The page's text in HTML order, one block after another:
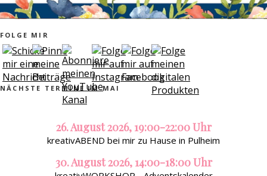
FOLGE MIR
NÄCHSTE TERMINE IM MAI
26. August 2026, 19:00-22:00 Uhr
kreativABEND bei mir zu Hause in Pulheim
30. August 2026, 14:00-18:00 Uhr